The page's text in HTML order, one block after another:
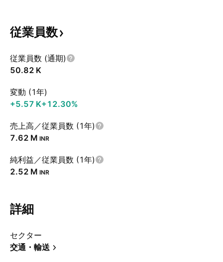
従業員数
従業員数 (通期)
‪50.82 K‬
変動 (1年)
‪+5.57 K‬+12.30%
売上高／従業員数 (1年)
‪7.62 M‬ INR
純利益／従業員数 (1年)
‪2.52 M‬ INR
詳細
セクター
交通・輸送